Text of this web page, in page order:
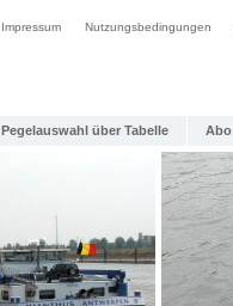
Impressum Nutzungsbedingungen
Pegelauswahl über Tabelle Abo